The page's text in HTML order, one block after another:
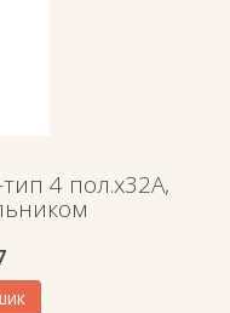
4 пол.х32А,